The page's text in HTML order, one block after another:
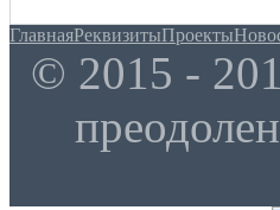
ГлавнаяРеквизитыПроекты
© 2015 -